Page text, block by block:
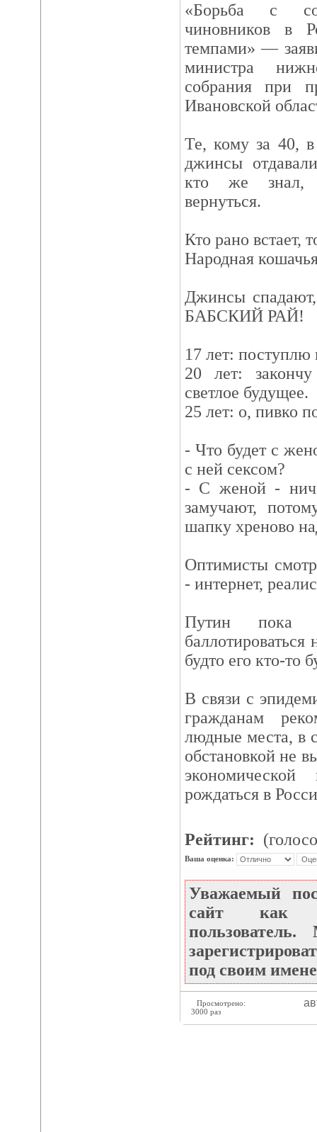
«Борьба с
чиновников в
темпами» —
министра
собрания при
Ивановской
Те, кому за 40,
джинсы
кто же знал,
вернуться.
Кто рано встает,
Народная
Джинсы
БАБСКИЙ РАЙ!
17 лет: поступлю
20 лет:
светлое будущее.
25 лет: о, пивко
- Что будет с
с ней сексом?
- С женой -
замучают,
шапку хреново
Оптимисты
- интернет,
Путин пока
будто его кто-то
В связи с
гражданам
людные места, в
обстановкой не
рождаться в
Рейтинг:
Ваша оценка:
Уважаемый
сайт как
под своим
Просмотрено:
3000 раз